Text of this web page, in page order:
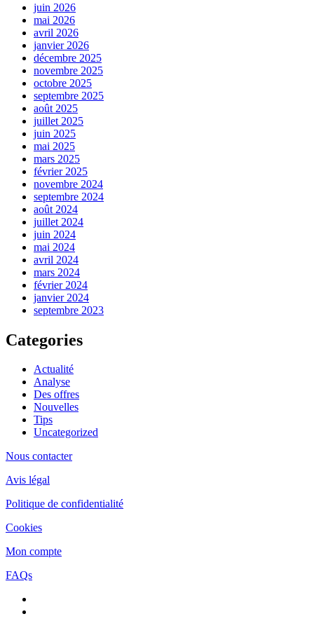
juin 2026
mai 2026
avril 2026
janvier 2026
décembre 2025
novembre 2025
octobre 2025
septembre 2025
août 2025
juillet 2025
juin 2025
mai 2025
mars 2025
février 2025
novembre 2024
septembre 2024
août 2024
juillet 2024
juin 2024
mai 2024
avril 2024
mars 2024
février 2024
janvier 2024
septembre 2023
Categories
Actualité
Analyse
Des offres
Nouvelles
Tips
Uncategorized
Nous contacter
Avis légal
Politique de confidentialité
Cookies
Mon compte
FAQs